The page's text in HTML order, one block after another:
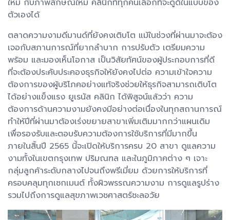
ตัวเองได้
ตลาดความงามดีมานด์ที่ยังคงเติบโต แม้ในช่วงที่ผ่านมาจะต้อง
เจอกับสภานการณ์ที่ยากลำบาก การปรับตัว เตรียมความ
พร้อม และมองเห็นโอกาส เป็นวิสัยทัศน์ของผู้ประกอบการที่ดี
ที่จะต้องประคับประคองธุรกิจให้ยังคงไปต่อ ความเข้าใจความ
ต้องการของผู้บริโภคอย่างแท้จริงช่วยให้ธุรกิจสามารถเติบโต
ได้อย่างแข็งแรง ยูเรนัส คลินิก ได้พิสูจน์แล้วว่า ความ
ต้องการด้านความงามยังคงมีอย่างต่อเนื่องในทุกสถานการณ์
ทำให้ปีที่ผ่านมาต้องเร่งขยายสาขาเพิ่มเติมมากกว่าแผนเดิม
เพื่อรองรับและตอบรับความต้องการใช้บริการที่มีมากขึ้น
ภายในสิ้นปี 2565 นี้จะเปิดให้บริการครบ 20 สาขา ดูแลความ
งามทั้งในเขตกรุงเทพ ปริมณฑล และในภูมิภาคต่าง ๆ เจาะ
กลุ่มลูกค้าระดับกลางไปจนถึงพรีเมี่ยม ด้วยการให้บริการที่
ครอบคลุมทุกเซกเมนต์ ทั้งผิวพรรณความงาม การดูแลรูปร่าง
รวมไปถึงการดูแลสุขภาพเวชศาสตร์ชะลอวัย